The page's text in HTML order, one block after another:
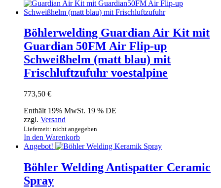
Böhlerwelding Guardian Air Kit mit
Guardian 50FM Air Flip-up
Schweißhelm (matt blau) mit
Frischluftzufuhr voestalpine
773,50 €
Enthält 19% MwSt. 19 % DE
zzgl. Versand
Lieferzeit: nicht angegeben
In den Warenkorb
Angebot!
Böhler Welding Antispatter Ceramic
Spray